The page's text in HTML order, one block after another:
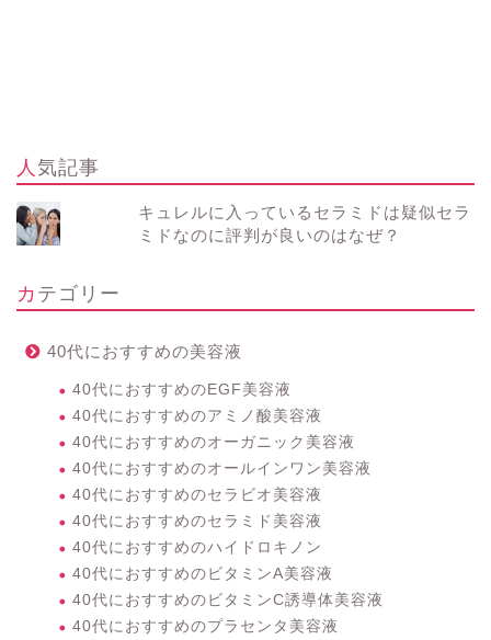
人気記事
キュレルに入っているセラミドは疑似セラ
ミドなのに評判が良いのはなぜ？
カテゴリー
40代におすすめの美容液
40代におすすめのEGF美容液
40代におすすめのアミノ酸美容液
40代におすすめのオーガニック美容液
40代におすすめのオールインワン美容液
40代におすすめのセラビオ美容液
40代におすすめのセラミド美容液
40代におすすめのハイドロキノン
40代におすすめのビタミンA美容液
40代におすすめのビタミンC誘導体美容液
40代におすすめのプラセンタ美容液